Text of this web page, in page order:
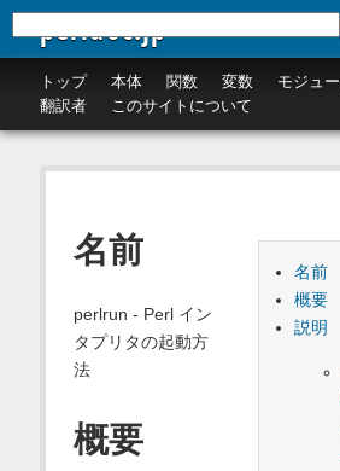
perldoc.jp
トップ 本体 関数 変数 モジュ
翻訳者
このサイトについて
名前
概要
説明
名前
perlrun - Perl イン
タプリタの起動方
法
概要